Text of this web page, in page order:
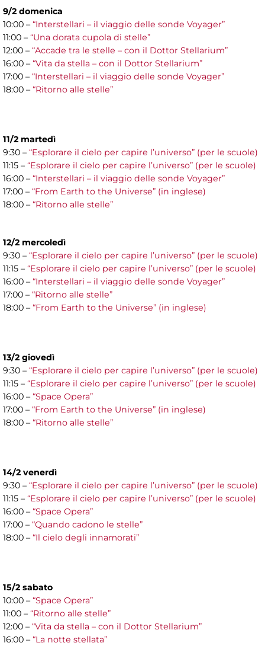
9/2 domenica
10:00 – “Interstellari – il viaggio delle sonde Voyager”
11:00 – “Una dorata cupola di stelle”
12:00 – “Accade tra le stelle – con il Dottor Stellarium”
16:00 – “Vita da stella – con il Dottor Stellarium”
17:00 – “Interstellari – il viaggio delle sonde Voyager”
18:00 – “Ritorno alle stelle”
11/2 martedì
9:30 – “Esplorare il cielo per capire l’universo” (per le scuole)
11:15 – “Esplorare il cielo per capire l’universo” (per le scuole)
16:00 – “Interstellari – il viaggio delle sonde Voyager”
17:00 – “From Earth to the Universe” (in inglese)
18:00 – “Ritorno alle stelle”
12/2 mercoledì
9:30 – “Esplorare il cielo per capire l’universo” (per le scuole)
11:15 – “Esplorare il cielo per capire l’universo” (per le scuole)
16:00 – “Interstellari – il viaggio delle sonde Voyager”
17:00 – “Ritorno alle stelle”
18:00 – “From Earth to the Universe” (in inglese)
13/2 giovedì
9:30 – “Esplorare il cielo per capire l’universo” (per le scuole)
11:15 – “Esplorare il cielo per capire l’universo” (per le scuole)
16:00 – “Space Opera”
17:00 – “From Earth to the Universe” (in inglese)
18:00 – “Ritorno alle stelle”
14/2 venerdì
9:30 – “Esplorare il cielo per capire l’universo” (per le scuole)
11:15 – “Esplorare il cielo per capire l’universo” (per le scuole)
16:00 – “Space Opera”
17:00 – “Quando cadono le stelle”
18:00 – “Il cielo degli innamorati”
15/2 sabato
10:00 – “Space Opera”
11:00 – “Ritorno alle stelle”
12:00 – “Vita da stella – con il Dottor Stellarium”
16:00 – “La notte stellata”